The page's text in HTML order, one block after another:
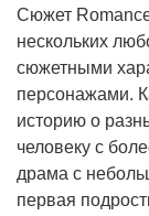
Сюжет
нескольких
сюжетными
персонажами.
историю о
человеку с
драма с
первая